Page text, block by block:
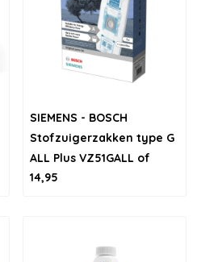
SIEMENS - BOSCH
Stofzuigerzakken type G
ALL Plus VZ51GALL of
BBZ51FGALL
14,95